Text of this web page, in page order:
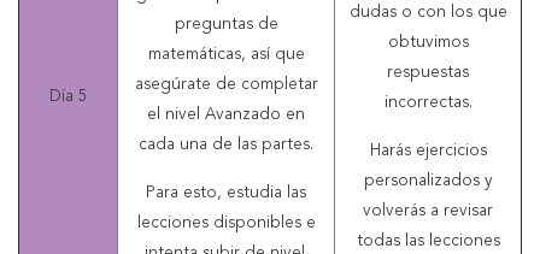
Día 5
preguntas de
matemáticas, así que
asegúrate de completar
el nivel Avanzado en
cada una de las partes.
Para esto, estudia las
lecciones disponibles e
dudas o con los que
obtuvimos
respuestas
incorrectas.
Harás ejercicios
personalizados y
volverás a revisar
todas las lecciones